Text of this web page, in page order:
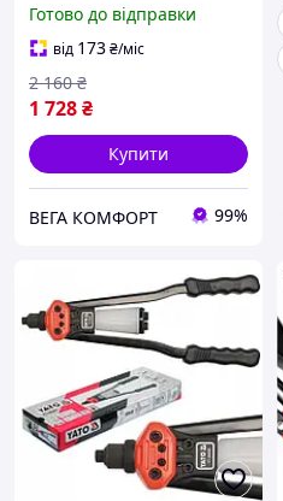
YATO (YT-36095)
Готово до відправки
від 173₴/міс
1 728₴
2 160 ₴
Купити
ВЕГА КОМФОРТ 99%